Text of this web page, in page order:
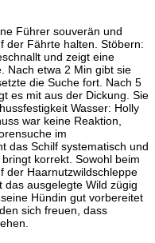
Führer souverän und
der Fährte halten. Stöbern:
und zeigt eine
Nach etwa 2 Min gibt sie
die Suche fort. Nach 5
es mit aus der Dickung. Sie
Wasser: Holly
war keine Reaktion,
im
das Schilf systematisch und
korrekt. Sowohl beim
der Haarnutzwildschleppe
das ausgelegte Wild zügig
Hündin gut vorbereitet
sich freuen, dass